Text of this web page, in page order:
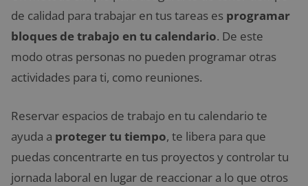
de calidad para trabajar en tus tareas es programar
bloques de trabajo en tu calendario. De este
modo otras personas no pueden programar otras
actividades para ti, como reuniones.
Reservar espacios de trabajo en tu calendario te
ayuda a proteger tu tiempo, te libera para que
puedas concentrarte en tus proyectos y controlar tu
jornada laboral en lugar de reaccionar a lo que otros